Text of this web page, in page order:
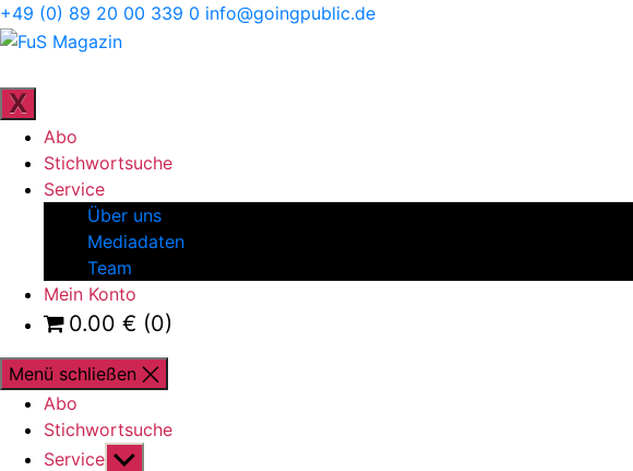
Direkt
zum
wechseln
+49 (0) 89 20 00 339 0 info@goingpublic.de
FuS
X
Abo
Stichwortsuche
Service
Über uns
Mediadaten
Team
Mein Konto
0.00 € (0)
Menü schließen
Abo
Stichwortsuche
Service Untermenü